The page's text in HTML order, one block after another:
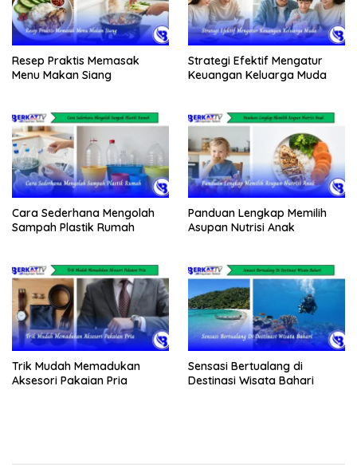
Resep Praktis Memasak
Menu Makan Siang
Strategi Efektif Mengatur
Keuangan Keluarga Muda
Cara Sederhana Mengolah
Sampah Plastik Rumah
Panduan Lengkap Memilih
Asupan Nutrisi Anak
Trik Mudah Memadukan
Aksesori Pakaian Pria
Sensasi Bertualang di
Destinasi Wisata Bahari